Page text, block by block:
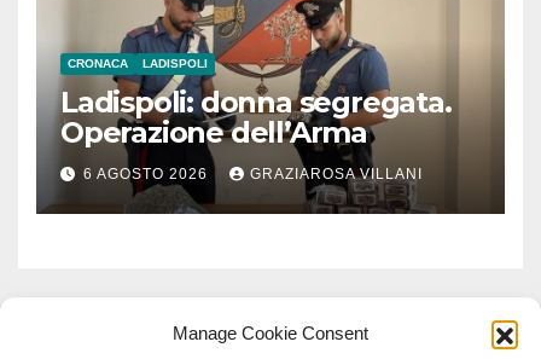
Manage Cookie Consent
CRONACA LADISPOLI
Ladispoli: donna segregata.
Operazione dell’Arma
6 AGOSTO 2026 GRAZIAROSA VILLANI